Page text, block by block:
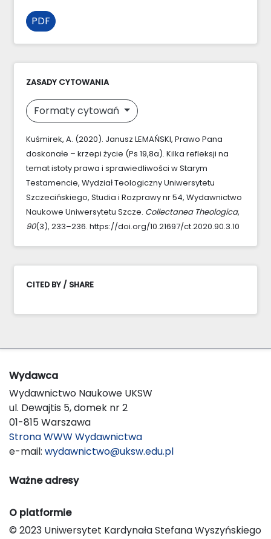
PDF
ZASADY CYTOWANIA
Formaty cytowań
Kuśmirek, A. (2020). Janusz LEMAŃSKI, Prawo Pana
doskonałe – krzepi życie (Ps 19,8a). Kilka refleksji na
temat istoty prawa i sprawiedliwości w Starym
Testamencie, Wydział Teologiczny Uniwersytetu
Szczecińskiego, Studia i Rozprawy nr 54, Wydawnictwo
Naukowe Uniwersytetu Szcze. Collectanea Theologica,
90(3), 233–236. https://doi.org/10.21697/ct.2020.90.3.10
CITED BY / SHARE
Wydawca
Wydawnictwo Naukowe UKSW
ul. Dewajtis 5, domek nr 2
01-815 Warszawa
Strona WWW Wydawnictwa
e-mail: wydawnictwo@uksw.edu.pl
Ważne adresy
O platformie
© 2023 Uniwersytet Kardynała Stefana Wyszyńskiego